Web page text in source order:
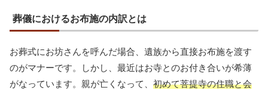
葬儀におけるお布施の内訳とは
お葬式にお坊さんを呼んだ場合、遺族から直接お布施を渡す
のがマナーです。しかし、最近はお寺とのお付き合いが希薄
がなっています。親が亡くなって、 初めて菩提寺の住職と会